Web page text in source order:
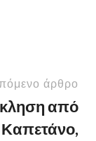
άρθρο
από